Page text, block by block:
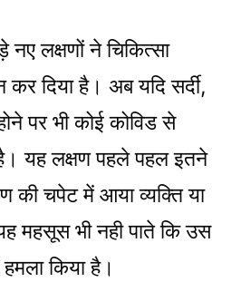
नए लक्षणों ने चिकित्सा
कर दिया है। अब यदि सर्दी,
पर भी कोई कोविड से
यह लक्षण पहले पहल इतने
की चपेट में आया व्यक्ति या
महसूस भी नही पाते कि उस
किया है।